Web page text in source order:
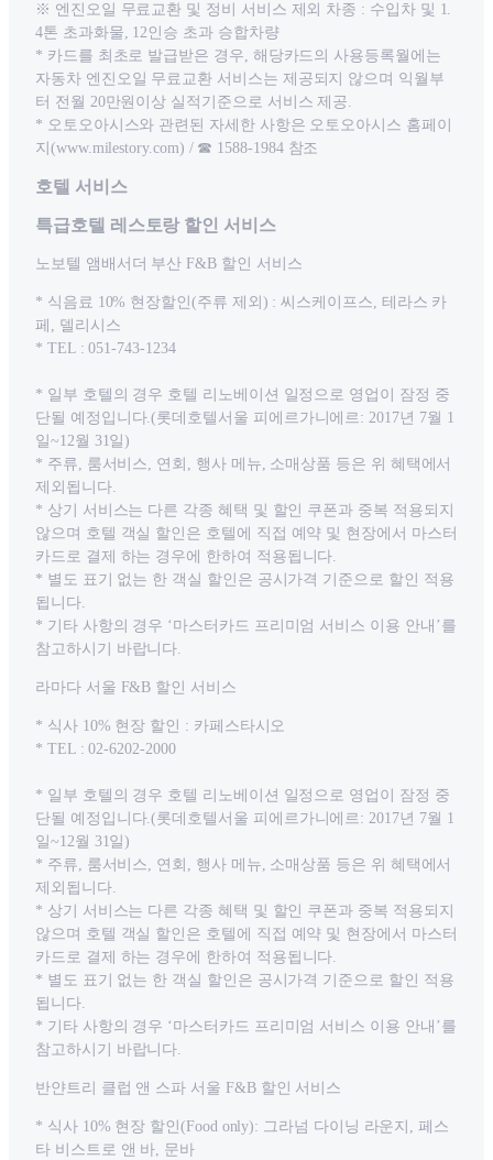
※ 엔진오일 무료교환 및 정비 서비스 제외 차종 : 수입차 및 1.
4톤 초과화물, 12인승 초과 승합차량
* 카드를 최초로 발급받은 경우, 해당카드의 사용등록월에는
자동차 엔진오일 무료교환 서비스는 제공되지 않으며 익월부
터 전월 20만원이상 실적기준으로 서비스 제공.
* 오토오아시스와 관련된 자세한 사항은 오토오아시스 홈페이
지(www.milestory.com) / ☎ 1588-1984 참조
호텔 서비스
특급호텔 레스토랑 할인 서비스
노보텔 앰배서더 부산 F&B 할인 서비스
* 식음료 10% 현장할인(주류 제외) : 씨스케이프스, 테라스 카
페, 델리시스
* TEL : 051-743-1234
* 일부 호텔의 경우 호텔 리노베이션 일정으로 영업이 잠정 중
단될 예정입니다.(롯데호텔서울 피에르가니에르: 2017년 7월 1
일~12월 31일)
* 주류, 룸서비스, 연회, 행사 메뉴, 소매상품 등은 위 혜택에서
제외됩니다.
* 상기 서비스는 다른 각종 혜택 및 할인 쿠폰과 중복 적용되지
않으며 호텔 객실 할인은 호텔에 직접 예약 및 현장에서 마스터
카드로 결제 하는 경우에 한하여 적용됩니다.
* 별도 표기 없는 한 객실 할인은 공시가격 기준으로 할인 적용
됩니다.
* 기타 사항의 경우 ‘마스터카드 프리미엄 서비스 이용 안내’를
참고하시기 바랍니다.
라마다 서울 F&B 할인 서비스
* 식사 10% 현장 할인 : 카페스타시오
* TEL : 02-6202-2000
* 일부 호텔의 경우 호텔 리노베이션 일정으로 영업이 잠정 중
단될 예정입니다.(롯데호텔서울 피에르가니에르: 2017년 7월 1
일~12월 31일)
* 주류, 룸서비스, 연회, 행사 메뉴, 소매상품 등은 위 혜택에서
제외됩니다.
* 상기 서비스는 다른 각종 혜택 및 할인 쿠폰과 중복 적용되지
않으며 호텔 객실 할인은 호텔에 직접 예약 및 현장에서 마스터
카드로 결제 하는 경우에 한하여 적용됩니다.
* 별도 표기 없는 한 객실 할인은 공시가격 기준으로 할인 적용
됩니다.
* 기타 사항의 경우 ‘마스터카드 프리미엄 서비스 이용 안내’를
참고하시기 바랍니다.
반얀트리 클럽 앤 스파 서울 F&B 할인 서비스
* 식사 10% 현장 할인(Food only): 그라넘 다이닝 라운지, 페스
타 비스트로 앤 바, 문바